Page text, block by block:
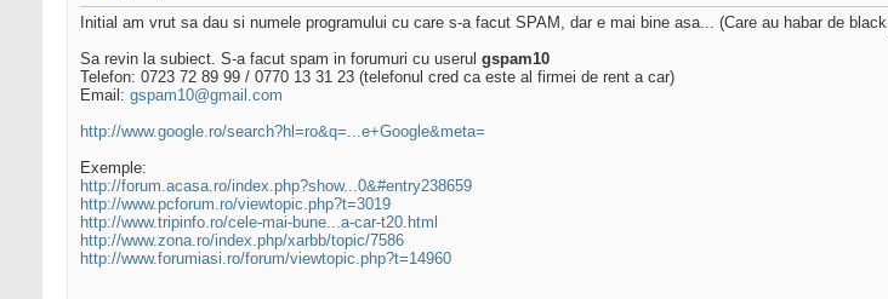
Initial am vrut sa dau si numele programului cu care s-a facut SPAM, dar e mai bine asa... (Care au habar de black
Sa revin la subiect. S-a facut spam in forumuri cu userul gspam10
Telefon: 0723 72 89 99 / 0770 13 31 23 (telefonul cred ca este al firmei de rent a car)
Email: gspam10@gmail.com
http://www.google.ro/search?hl=ro&q=...e+Google&meta=
Exemple:
http://forum.acasa.ro/index.php?show...0&#entry238659
http://www.pcforum.ro/viewtopic.php?t=3019
http://www.tripinfo.ro/cele-mai-bune...a-car-t20.html
http://www.zona.ro/index.php/xarbb/topic/7586
http://www.forumiasi.ro/forum/viewtopic.php?t=14960